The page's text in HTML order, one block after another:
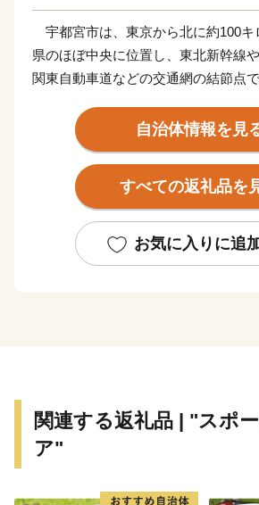
宇都宮市は、東京から北に約100キ
県のほぼ中央に位置し、東北新幹線
関東自動車道などの交通網の結節点
の中心都市として発展してきました。
これからも成長し続けるために、全
るまちづくりに取り組んでおり、子
ち、プロスポーツのまち、大谷石の
のみやなどを掲げ、様々な事業を実
寄附者の皆様には、宇都宮の魅力を
っと好きになっていただけるよう、
の宇都宮ならではの特産品をお送り
自治体情報を見
すべての返礼品を
お気に入りに追
関連する返礼品 | "スポ
ア"